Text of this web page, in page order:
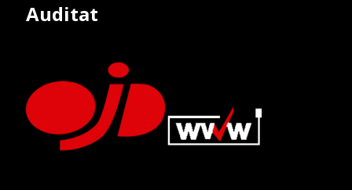
Auditat